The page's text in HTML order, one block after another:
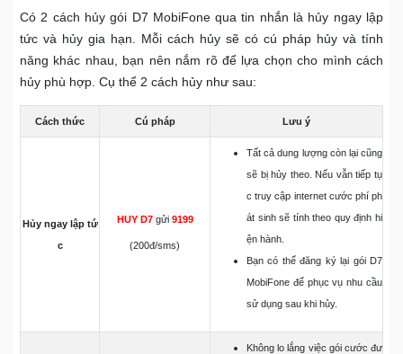
Có 2 cách hủy gói D7 MobiFone qua tin nhắn là hủy ngay lập
tức và hủy gia hạn. Mỗi cách hủy sẽ có cú pháp hủy và tính
năng khác nhau, bạn nên nắm rõ để lựa chọn cho mình cách
hủy phù hợp. Cụ thể 2 cách hủy như sau:
Cách thức Cú pháp Lưu ý
Hủy ngay lập tứ
c
HUY D7gửi 9199
(200đ/sms)
Tất cả dung lượng còn lại cũng
sẽ bị hủy theo. Nếu vẫn tiếp tụ
c truy cập internet cước phí ph
át sinh sẽ tính theo quy định hi
ện hành.
Bạn có thể đăng ký lại gói D7
MobiFone để phục vụ nhu cầu
sử dụng sau khi hủy.
Không lo lắng việc gói cước đư